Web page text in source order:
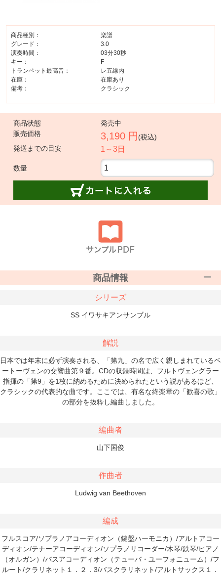
商品種別：
楽譜
グレード：
3.0
演奏時間：
03分30秒
キー：
F
トランペット最高音：
レ五線内
在庫：
在庫あり
備考：
クラシック
商品状態
発売中
販売価格
3,190 円 (税込)
発送までの目安
1～3日
数量
商品情報
シリーズ
SS イワサキアンサンブル
解説
日本では年末に必ず演奏される、「第九」の名で広く親しまれているベ
ートーヴェンの交響曲第９番。CDの収録時間は、フルトヴェングラー
指揮の「第9」を1枚に納めるために決められたという説があるほど、
クラシックの代表的な曲です。ここでは、有名な終楽章の「歓喜の歌」
の部分を抜粋し編曲しました。
編曲者
山下国俊
作曲者
Ludwig van Beethoven
編成
フルスコア/ソプラノアコーディオン（鍵盤ハーモニカ）/アルトアコー
ディオン/テナーアコーディオン/ソプラノリコーダー/木琴/鉄琴/ピアノ
（オルガン）/バスアコーディオン（テューバ・ユーフォニューム）/フ
ルート/クラリネット１．２．3/バスクラリネット/アルトサックス１．